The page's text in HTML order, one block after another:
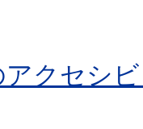
アクセシ